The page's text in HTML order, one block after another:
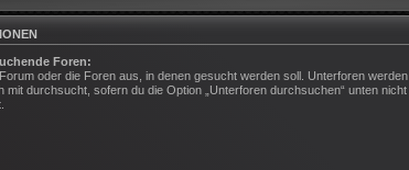
Foren:
oder die Foren aus, in denen gesucht werden soll. Unterforen werden
mit durchsucht, sofern du die Option „Unterforen durchsuchen“ unten nicht